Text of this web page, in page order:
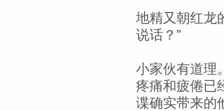
地精又朝红龙
说话？”
小家伙有道理
疼痛和疲倦已
谍确实带来的